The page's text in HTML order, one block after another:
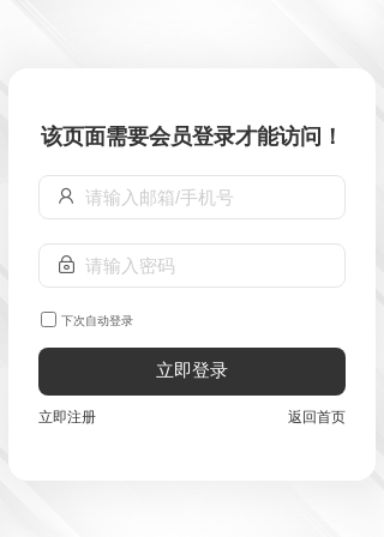
该页面需要会员登录才能访问！
下次自动登录
立即登录
立即注册 返回首页